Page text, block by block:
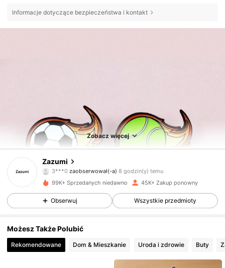
Informacje dotyczące bezpieczeństwa i kontakt
Zobacz więcej
Zazumi
3***0 zaobserwował(-a)
a***lprzegląda
4,80
9.3K Obserwujący
4,80 9.3K Obserwujący
99K+ Sprzedanych niedawno 45K+ Zakup ponowny
Obserwuj Wszystkie przedmioty
Możesz Także Polubić
Rekomendowane Dom & Mieszkanie Uroda i zdrowie Buty